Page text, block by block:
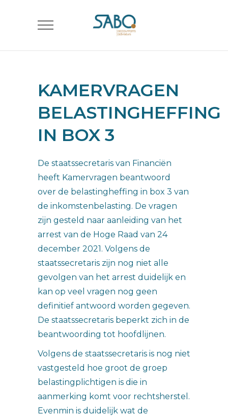
KAMERVRAGEN
BELASTINGHEFFING
IN BOX 3
De staatssecretaris van Financiën
heeft Kamervragen beantwoord
over de belastingheffing in box 3 van
de inkomstenbelasting. De vragen
zijn gesteld naar aanleiding van het
arrest van de Hoge Raad van 24
december 2021. Volgens de
staatssecretaris zijn nog niet alle
gevolgen van het arrest duidelijk en
kan op veel vragen nog geen
definitief antwoord worden gegeven.
De staatssecretaris beperkt zich in de
beantwoording tot hoofdlijnen.
Volgens de staatssecretaris is nog niet
vastgesteld hoe groot de groep
belastingplichtigen is die in
aanmerking komt voor rechtsherstel.
Evenmin is duidelijk wat de